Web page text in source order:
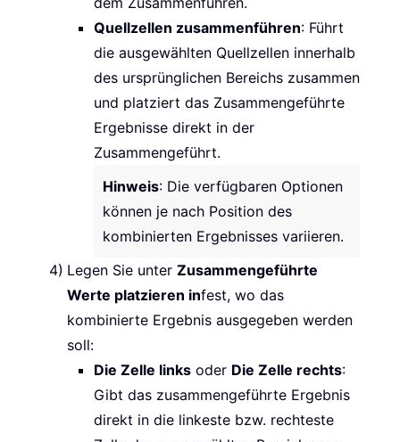
Quellzellen zusammenführen: Führt
die ausgewählten Quellzellen innerhalb
des ursprünglichen Bereichs zusammen
und platziert das Zusammengeführte
Ergebnisse direkt in der
Zusammengeführt.
Hinweis: Die verfügbaren Optionen
können je nach Position des
kombinierten Ergebnisses variieren.
Legen Sie unter Zusammengeführte
Werte platzieren infest, wo das
kombinierte Ergebnis ausgegeben werden
soll:
Die Zelle links oder Die Zelle rechts:
Gibt das zusammengeführte Ergebnis
direkt in die linkeste bzw. rechteste